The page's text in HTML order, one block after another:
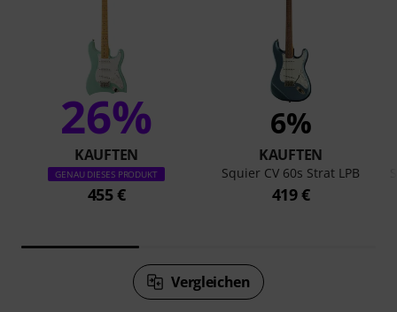
26%
KAUFTEN
GENAU DIESES PRODUKT
455 €
6%
KAUFTEN
Squier CV 60s Strat LPB
419 €
Vergleichen